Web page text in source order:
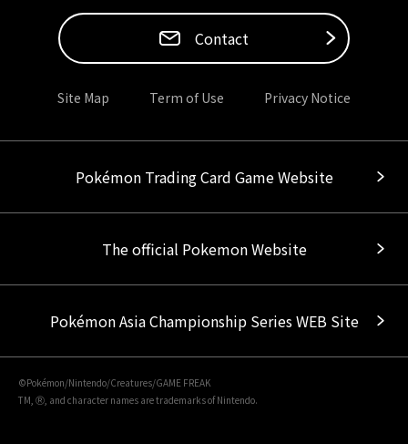
Contact
Site Map Term of Use Privacy Notice
Pokémon Trading Card Game Website
The official Pokemon Website
Pokémon Asia Championship Series WEB Site
©Pokémon/Nintendo/Creatures/GAME FREAK
TM, Ⓡ, and character names are trademarks of Nintendo.